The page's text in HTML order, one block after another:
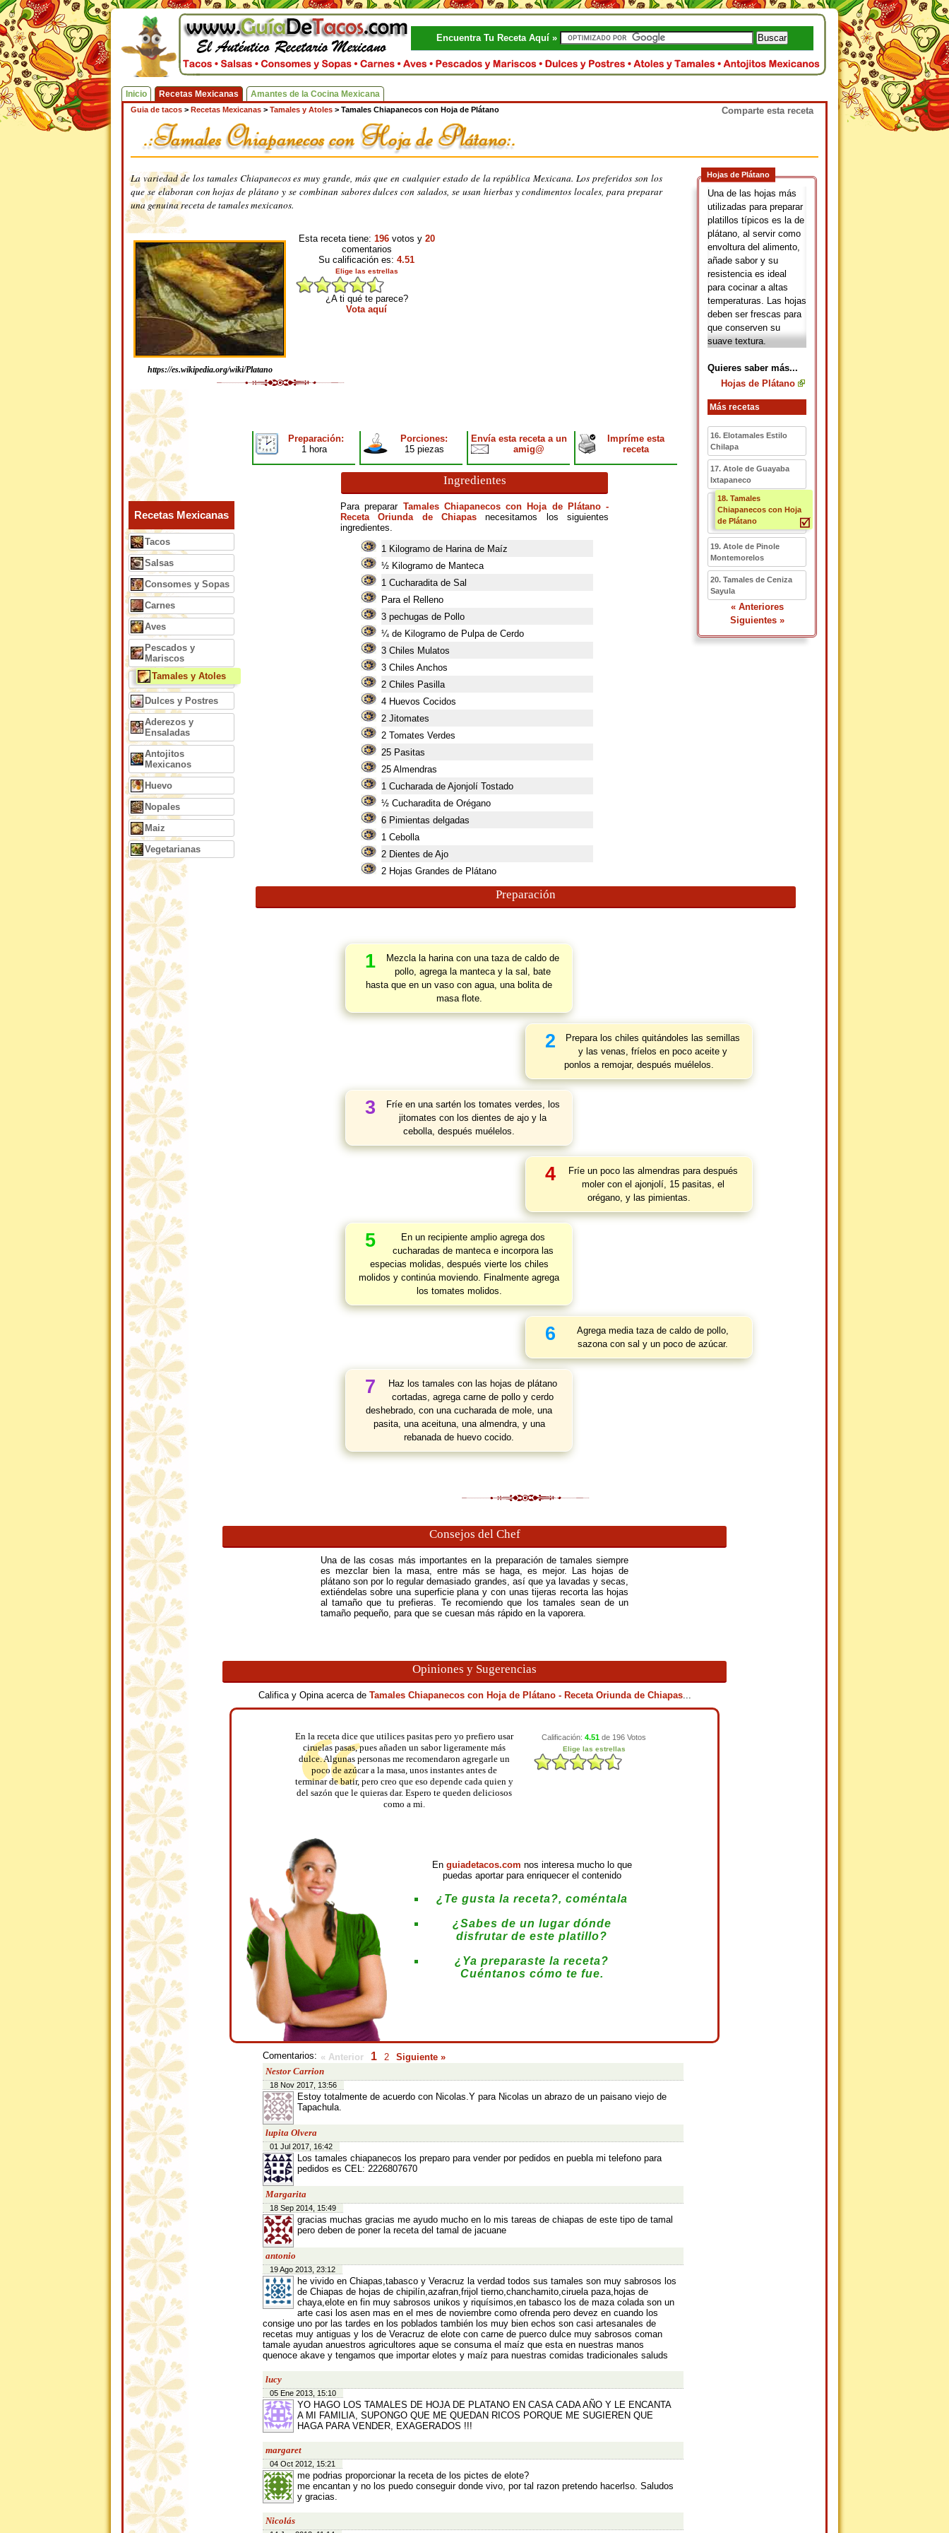
Encuentra Tu Receta Aquí »
Inicio Recetas Mexicanas Amantes de la Cocina Mexicana
Guia de tacos > Recetas Mexicanas > Tamales y Atoles > Tamales Chiapanecos con Hoja de Plátano
La variedad de los tamales Chiapanecos es muy grande, más que en cualquier estado de la república Mexicana. Los preferidos son los
que se elaboran con hojas de plátano y se combinan sabores dulces con salados, se usan hierbas y condimentos locales, para preparar
una genuina receta de tamales mexicanos.
https://es.wikipedia.org/wiki/Platano
Esta receta tiene: 196votos y 20
comentarios
Su calificación es: 4.51
Elige las estrellas
¿A ti qué te parece?
Vota aquí
Hojas de Plátano
Una de las hojas más
utilizadas para preparar
platillos típicos es la de
plátano, al servir como
envoltura del alimento,
añade sabor y su
resistencia es ideal
para cocinar a altas
temperaturas. Las hojas
deben ser frescas para
que conserven su
suave textura.
Quieres saber más...
Hojas de Plátano
Más recetas
16. Elotamales Estilo
Chilapa
17. Atole de Guayaba
Ixtapaneco
18. Tamales
Chiapanecos con Hoja
de Plátano
19. Atole de Pinole
Montemorelos
20. Tamales de Ceniza
Sayula
« Anteriores
Siguientes »
Preparación:
1 hora
Porciones:
15 piezas
Envía esta receta a un
amig@
Impríme esta
receta
Ingredientes
Para preparar Tamales Chiapanecos con Hoja de Plátano -
Receta Oriunda de Chiapas necesitamos los siguientes
ingredientes.
1 Kilogramo de Harina de Maíz
½ Kilogramo de Manteca
1 Cucharadita de Sal
Para el Relleno
3 pechugas de Pollo
¼ de Kilogramo de Pulpa de Cerdo
3 Chiles Mulatos
3 Chiles Anchos
2 Chiles Pasilla
4 Huevos Cocidos
2 Jitomates
2 Tomates Verdes
25 Pasitas
25 Almendras
1 Cucharada de Ajonjolí Tostado
½ Cucharadita de Orégano
6 Pimientas delgadas
1 Cebolla
2 Dientes de Ajo
2 Hojas Grandes de Plátano
Preparación
1
Mezcla la harina con una taza de caldo de
pollo, agrega la manteca y la sal, bate
hasta que en un vaso con agua, una bolita de
masa flote.
2
Prepara los chiles quitándoles las semillas
y las venas, fríelos en poco aceite y
ponlos a remojar, después muélelos.
3
Fríe en una sartén los tomates verdes, los
jitomates con los dientes de ajo y la
cebolla, después muélelos.
4
Fríe un poco las almendras para después
moler con el ajonjolí, 15 pasitas, el
orégano, y las pimientas.
5
En un recipiente amplio agrega dos
cucharadas de manteca e incorpora las
especias molidas, después vierte los chiles
molidos y continúa moviendo. Finalmente agrega
los tomates molidos.
6
Agrega media taza de caldo de pollo,
sazona con sal y un poco de azúcar.
7
Haz los tamales con las hojas de plátano
cortadas, agrega carne de pollo y cerdo
deshebrado, con una cucharada de mole, una
pasita, una aceituna, una almendra, y una
rebanada de huevo cocido.
Recetas Mexicanas
Tacos
Salsas
Consomes y Sopas
Carnes
Aves
Pescados y
Mariscos
Tamales y Atoles
Dulces y Postres
Aderezos y
Ensaladas
Antojitos
Mexicanos
Huevo
Nopales
Maiz
Vegetarianas
Consejos del Chef
Una de las cosas más importantes en la preparación de tamales siempre
es mezclar bien la masa, entre más se haga, es mejor. Las hojas de
plátano son por lo regular demasiado grandes, así que ya lavadas y secas,
extiéndelas sobre una superficie plana y con unas tijeras recorta las hojas
al tamaño que tu prefieras. Te recomiendo que los tamales sean de un
tamaño pequeño, para que se cuesan más rápido en la vaporera.
Opiniones y Sugerencias
Califica y Opina acerca de Tamales Chiapanecos con Hoja de Plátano - Receta Oriunda de Chiapas...
En la receta dice que utilices pasitas pero yo prefiero usar
ciruelas pasas, pues añaden un sabor ligeramente más
dulce. Algunas personas me recomendaron agregarle un
poco de azúcar a la masa, unos instantes antes de
terminar de batir, pero creo que eso depende cada quien y
del sazón que le quieras dar. Espero te queden deliciosos
como a mi.
En guiadetacos.com nos interesa mucho lo que
puedas aportar para enriquecer el contenido
¿Te gusta la receta?, coméntala
¿Sabes de un lugar dónde
disfrutar de este platillo?
¿Ya preparaste la receta?
Cuéntanos cómo te fue.
Comentarios: « Anterior 1 2
Siguiente »
Nestor Carrion
18 Nov 2017, 13:56
Estoy totalmente de acuerdo con Nicolas.Y para Nicolas un abrazo de un paisano viejo de
Tapachula.
lupita Olvera
01 Jul 2017, 16:42
Los tamales chiapanecos los preparo para vender por pedidos en puebla mi telefono para
pedidos es CEL: 2226807670
Margarita
18 Sep 2014, 15:49
gracias muchas gracias me ayudo mucho en lo mis tareas de chiapas de este tipo de tamal
pero deben de poner la receta del tamal de jacuane
antonio
19 Ago 2013, 23:12
he vivido en Chiapas,tabasco y Veracruz la verdad todos sus tamales son muy sabrosos los
de Chiapas de hojas de chipilín,azafran,frijol tierno,chanchamito,ciruela paza,hojas de
chaya,elote en fin muy sabrosos unikos y riquísimos,en tabasco los de maza colada son un
arte casi los asen mas en el mes de noviembre como ofrenda pero devez en cuando los
consige uno por las tardes en los poblados también los muy bien echos son casi artesanales de
recetas muy antiguas y los de Veracruz de elote con carne de puerco dulce muy sabrosos coman
tamale ayudan anuestros agricultores aque se consuma el maíz que esta en nuestras manos
quenoce akave y tengamos que importar elotes y maíz para nuestras comidas tradicionales saluds
lucy
05 Ene 2013, 15:10
YO HAGO LOS TAMALES DE HOJA DE PLATANO EN CASA CADA AÑO Y LE ENCANTA
A MI FAMILIA, SUPONGO QUE ME QUEDAN RICOS PORQUE ME SUGIEREN QUE
HAGA PARA VENDER, EXAGERADOS !!!
margaret
04 Oct 2012, 15:21
me podrias proporcionar la receta de los pictes de elote?
me encantan y no los puedo conseguir donde vivo, por tal razon pretendo hacerlso. Saludos
y gracias.
Nicolás
Comparte esta receta